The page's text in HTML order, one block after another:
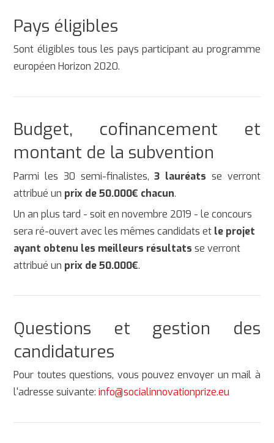
Pays éligibles
Sont éligibles tous les pays participant au programme
européen Horizon 2020.
Budget, cofinancement et
montant de la subvention
Parmi les 30 semi-finalistes,3 lauréats se verront
attribué un prix de 50.000€ chacun.
Un an plus tard - soit en novembre 2019 - le concours
sera ré-ouvert avec les mêmes candidats et le projet
ayant obtenu les meilleurs résultats se verront
attribué un prix de 50.000€.
Questions et gestion des
candidatures
Pour toutes questions, vous pouvez envoyer un mail à
l'adresse suivante:info@socialinnovationprize.eu